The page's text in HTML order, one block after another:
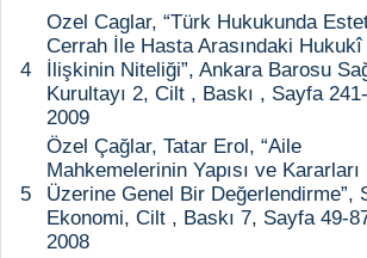
4
Ozel Caglar, “Türk Hukukunda
Cerrah İle Hasta Arasındaki Hukukî
İlişkinin Niteliği”, Ankara Barosu
Kurultayı 2, Cilt , Baskı , Sayfa
2009
5
Özel Çağlar, Tatar Erol, “Aile
Mahkemelerinin Yapısı ve Kararları
Üzerine Genel Bir Değerlendirme”,
Ekonomi, Cilt , Baskı 7, Sayfa 49-
2008